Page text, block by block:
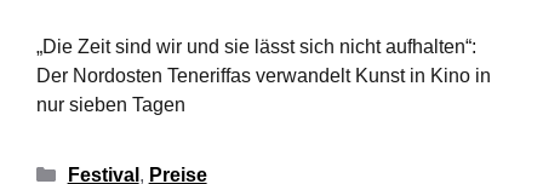
„Die Zeit sind wir und sie lässt sich nicht aufhalten“:
Der Nordosten Teneriffas verwandelt Kunst in Kino in
nur sieben Tagen
Festival , Preise